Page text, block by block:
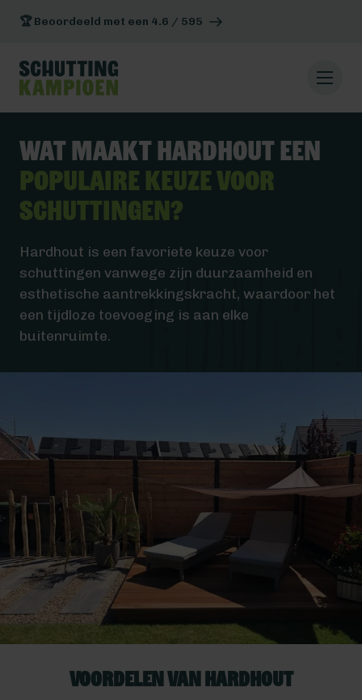
🏆 Beoordeeld met een 4.6 / 595
Wat maakt hardhout een
populaire keuze voor
schuttingen?
Hardhout is een favoriete keuze voor
schuttingen vanwege zijn duurzaamheid en
esthetische aantrekkingskracht, waardoor het
een tijdloze toevoeging is aan elke
buitenruimte.
Voordelen van Hardhout